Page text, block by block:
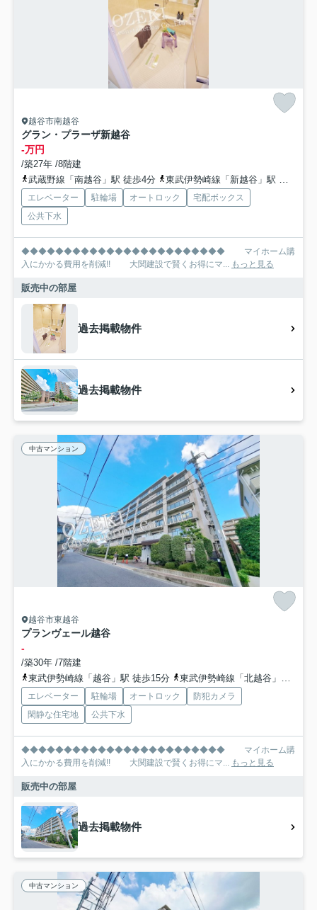
越谷市南越谷
グラン・プラーザ新越谷
-万円
/築27年 /8階建
武蔵野線「南越谷」駅 徒歩4分
東武伊勢崎線「新越谷」駅 徒歩4分
エレベーター 駐輪場 オートロック
宅配ボックス
公共下水
◆◆◆◆◆◆◆◆◆◆◆◆◆◆◆◆◆◆◆◆◆◆◆◆ マイホーム購
入にかかる費用を削減!! 大関建設で賢くお得にマ... もっと見る
販売中の部屋
過去掲載物件
過去掲載物件
中古マンション
越谷市東越谷
プランヴェール越谷
-
/築30年 /7階建
東武伊勢崎線「越谷」駅 徒歩15分
東武伊勢崎線「北越谷」駅 徒歩24分
エレベーター 駐輪場 オートロック
防犯カメラ
閑静な住宅地
公共下水
◆◆◆◆◆◆◆◆◆◆◆◆◆◆◆◆◆◆◆◆◆◆◆◆ マイホーム購
入にかかる費用を削減!! 大関建設で賢くお得にマ... もっと見る
販売中の部屋
過去掲載物件
中古マンション